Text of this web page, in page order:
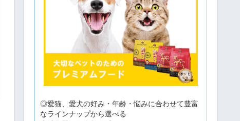
◎愛猫、愛犬の好み・年齢・悩みに合わせて豊富
なラインナップから選べる